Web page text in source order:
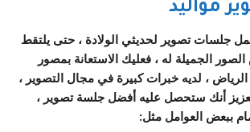
مواليد
جلسات تصوير لحديثي الولادة ، حتى يلتقط
الجميلة له ، فعليك الاستعانة بمصور
، لديه خبرات كبيرة في مجال التصوير ،
أنك ستحصل عليه أفضل جلسة تصوير ،
ببعض العوامل مثل: